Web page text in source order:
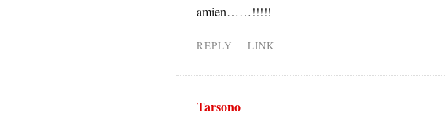
amien……!!!!!
REPLY LINK
Tarsono